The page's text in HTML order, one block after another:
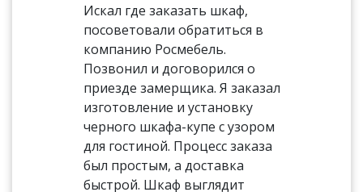
Искал где заказать шкаф,
посоветовали обратиться в
компанию Росмебель.
Позвонил и договорился о
приезде замерщика. Я заказал
изготовление и установку
черного шкафа-купе с узором
для гостиной. Процесс заказа
был простым, а доставка
быстрой. Шкаф выглядит